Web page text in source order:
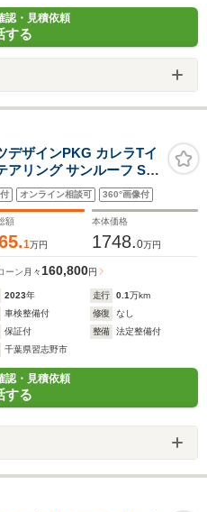
認・見積依頼
する
ザインPKG カレラTイ
アリング サンルーフ SP
オンライン相談可 360°画像付
額
1万円
本体価格
1748.0万円
ーン 月々160,800円
2023年 走行 0.1万km
車検整備付 修復
なし
保証付 整備
法定整備付
千葉県習志野市
認・見積依頼
する